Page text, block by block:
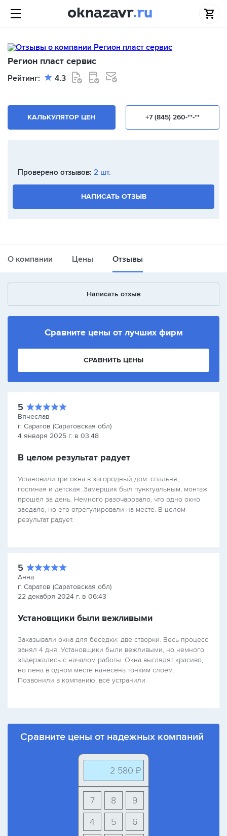
Регион пласт сервис
Рейтинг: 4.3
+7 (845) 260-**-**
КАЛЬКУЛЯТОР ЦЕН
Проверено отзывов: 2 шт.
НАПИСАТЬ ОТЗЫВ
О компании Цены Отзывы
Написать отзыв
Сравните цены от лучших фирм
СРАВНИТЬ ЦЕНЫ
5
Вячеслав
г. Саратов (Саратовская обл)
4 января 2025 г. в 03:48
В целом результат радует
Установили три окна в загородный дом: спальня,
гостиная и детская. Замерщик был пунктуальным, монтаж
прошёл за день. Немного разочаровало, что одно окно
заедало, но его отрегулировали на месте. В целом
результат радует.
5
Анна
г. Саратов (Саратовская обл)
22 декабря 2024 г. в 06:43
Установщики были вежливыми
Заказывали окна для беседки: две створки. Весь процесс
занял 4 дня. Установщики были вежливыми, но немного
задержались с началом работы. Окна выглядят красиво,
но пена в одном месте нанесена тонким слоем.
Позвонили в компанию, всё устранили.
Сравните цены от надежных компаний
2 580 ₽
9
8
7
6
5
4